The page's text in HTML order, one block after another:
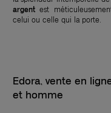
argent est
celui ou celle qui la porte.
Edora, vente en
et homme